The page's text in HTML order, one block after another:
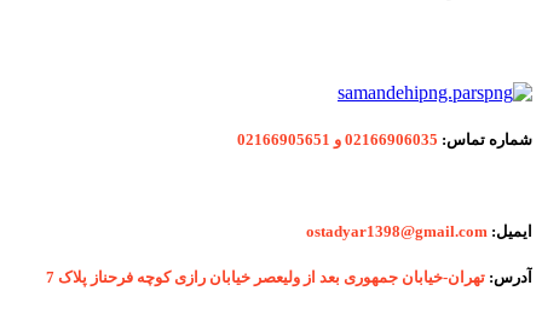
شماره تماس: 02166906035 و 02166905651
ایمیل: ostadyar1398@gmail.com
آدرس: تهران-خیابان جمهوری بعد از ولیعصر خیابان رازی کوچه فرحناز پلاک 7